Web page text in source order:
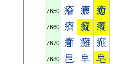
7650 癐 癑 癒
7660 癠 癡 癢
7670 癰 癱 癲
7680 皀 皁 皂